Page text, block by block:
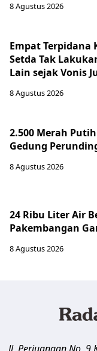
8 Agustus 2026
Empat Terpidana
Setda Tak
Lain sejak Vonis
8 Agustus 2026
2.500 Merah
Gedung
8 Agustus 2026
24 Ribu Liter Air
Pakembangan
8 Agustus 2026